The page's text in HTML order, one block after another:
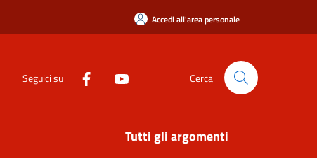
Accedi all'area personale
Seguici su Cerca
Tutti gli argomenti